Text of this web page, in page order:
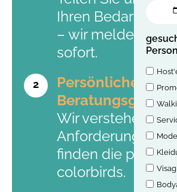
Ihren Bedarf mit
– wir melden uns
sofort.
2
Persönliches
Wir verstehen Ihre
Anforderungen
finden die
colorbirds.